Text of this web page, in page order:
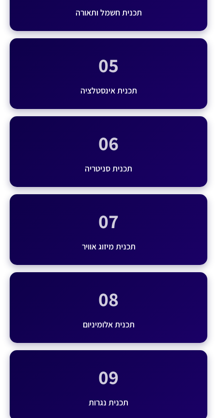
תכנית חשמל ותאורה
05
תכנית אינסטלציה
06
תכנית סניטריה
07
תכנית מיזוג אוויר
08
תכנית אלומיניום
09
תכנית נגרות